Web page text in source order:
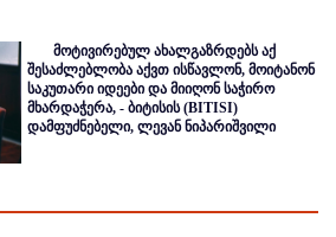
მოტივირებულ ახალგაზრდებს აქ
შესაძლებლობა აქვთ ისწავლონ, მოიტანონ
საკუთარი იდეები და მიიღონ საჭირო
მხარდაჭერა, - ბიტისის (BITISI)
დამფუძნებელი, ლევან ნიპარიშვილი